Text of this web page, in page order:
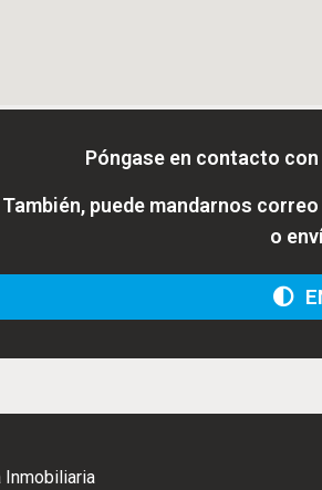
Póngase en contacto
También, puede mandarnos
o
Inmobiliaria